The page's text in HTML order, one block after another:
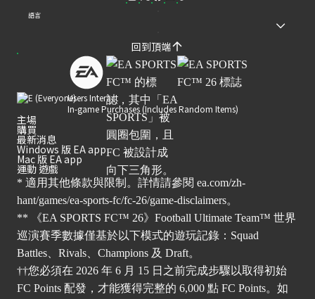
語言
回到頂端
Users Interact
In-game Purchases (Includes Random Items)
主場
購買
最新消息
Windows 版 EA app
Mac 版 EA app
運動 遊戲
* 適用其他條款與限制。詳情請參閱 ea.com/zh-
hant/games/ea-sports-fc/fc-26/game-disclaimers。
** 《EA SPORTS FC™ 26》Football Ultimate Team™ 世界
巡演賽季數據僅基於以下模式的遊玩記錄：Squad
Battles、Rivals、Champions 及 Draft。
††您必須在 2026 年 6 月 15 日之前完成步驟以取得初始
FC Points 配發，才能獲得完整的 6,000 點 FC Points。如